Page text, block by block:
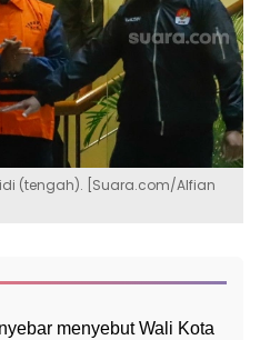
(tengah). [Suara.com/Alfian
menyebut Wali Kota